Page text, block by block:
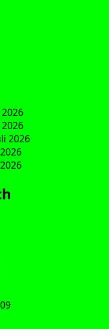
2026
2026
2026